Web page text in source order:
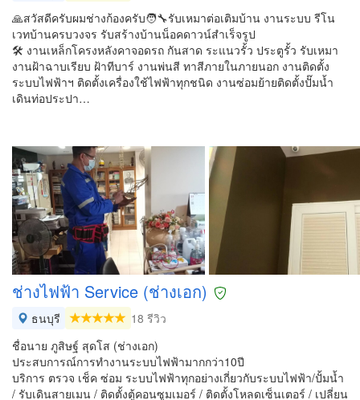
🙏สวัสดีครับผมช่างก้องครับ🧑‍🔧รับเหมาต่อเติมบ้าน งานระบบ รีโน
เวทบ้านครบวงจร รับสร้างบ้านน็อคดาวน์สำเร็จรูป
🛠️ งานเหล็กโครงหลังคา​จอดรถ​ กันสาด ระแนวรั้ว​ ประตูรั้ว รับเหมา
งานฝ้าฉาบเรียบ ฝ้าทีบาร์ งานพ่นสี ทาสีภายในภายนอก งานติดตั้ง
ระบบไฟฟ้า​ฯ ติดตั้งเครื่องใช้ไฟฟ้าทุกชนิด​ งานซ่อมย้ายติดตั้งปั๊มน้ำ
เดินท่อประปา​…
ช่างไฟฟ้า Service (ช่างเอก)
ธนบุรี
18 รีวิว
ชื่อนาย ภูสิษฐ์ สุดโส (ช่างเอก)
ประสบการณ์การทำงานระบบไฟฟ้ามากกว่า10ปี
บริการ ตรวจ เช็ค ซ่อม ระบบไฟฟ้าทุกอย่างเกี่ยวกับระบบไฟฟ้า/ปั้มน้ำ
/ รับเดินสายเมน / ติดตั้งตู้คอนซูมเมอร์ / ติดตั้งโหลดเซ็นเตอร์ / เปลี่ยน